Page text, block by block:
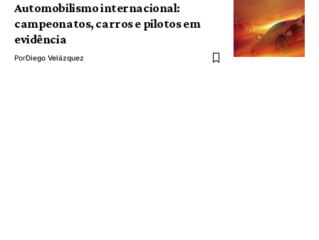
Automobilismo internacional:
campeonatos, carros e pilotos em
evidência
PorDiego Velázquez